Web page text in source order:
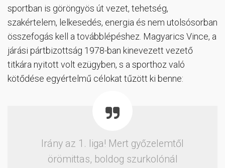
sportban is göröngyös út vezet, tehetség,
szakértelem, lelkesedés, energia és nem utolsósorban
összefogás kell a továbblépéshez. Magyarics Vince, a
járási pártbizottság 1978-ban kinevezett vezető
titkára nyitott volt ezügyben, s a sporthoz való
kötődése egyértelmű célokat tűzött ki benne:
Irány az 1. liga! Mert győzelemtől
örömittas, boldog szurkolónál